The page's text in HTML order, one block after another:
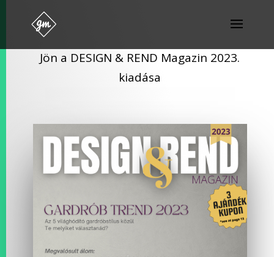
Jön a DESIGN & REND Magazin 2023.
kiadása